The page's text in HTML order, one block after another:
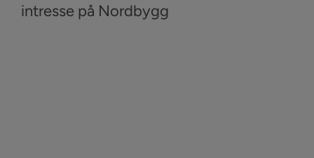
intresse på Nordbygg